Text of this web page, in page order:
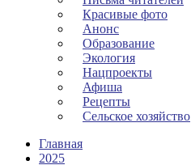
Красивые фото
Анонс
Образование
Экология
Нацпроекты
Афиша
Рецепты
Сельское хозяйство
Главная
2025